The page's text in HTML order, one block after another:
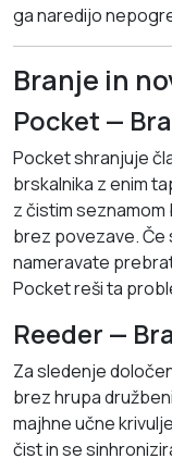
ga naredijo
Branje in
Pocket —
Pocket shranjuje
brskalnika z enim
z čistim
brez povezave. Če
nameravate
Pocket reši ta
Reeder —
Za sledenje
brez hrupa
majhne učne
čist in se